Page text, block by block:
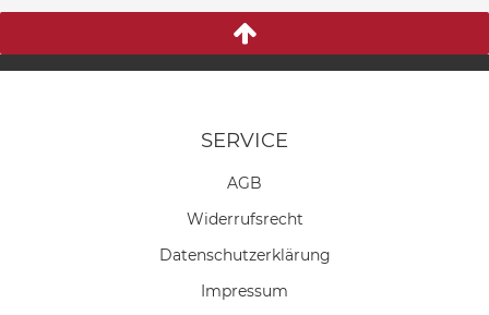
SERVICE
AGB
Widerrufs­recht
Daten­schutz­erklärung
Impressum